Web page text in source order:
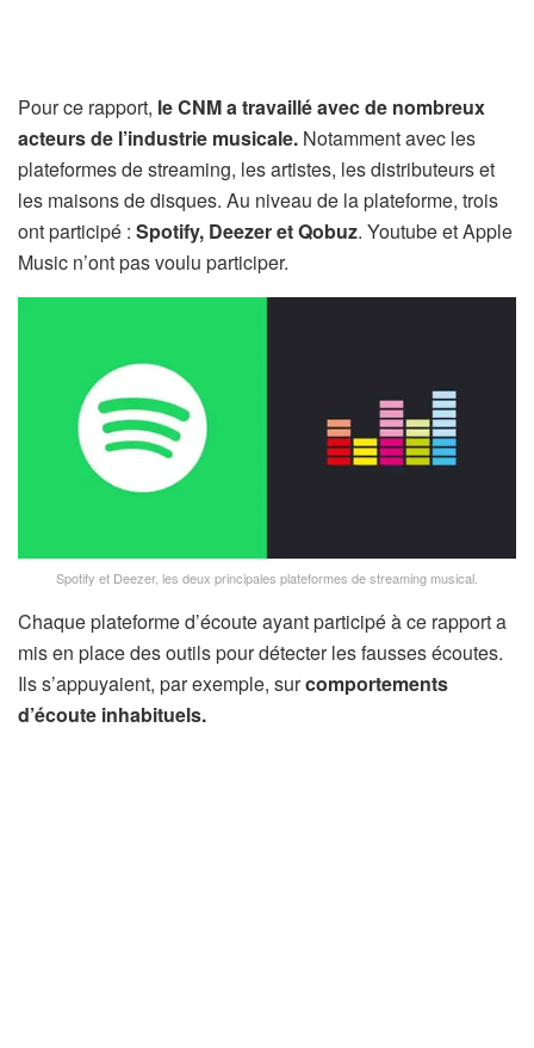
Pour ce rapport, le CNM a travaillé avec de nombreux
acteurs de l’industrie musicale. Notamment avec les
plateformes de streaming, les artistes, les distributeurs et
les maisons de disques. Au niveau de la plateforme, trois
ont participé : Spotify, Deezer et Qobuz. Youtube et Apple
Music n’ont pas voulu participer.
Spotify et Deezer, les deux principales plateformes de streaming musical.
Chaque plateforme d’écoute ayant participé à ce rapport a
mis en place des outils pour détecter les fausses écoutes.
Ils s’appuyaient, par exemple, surcomportements
d’écoute inhabituels.